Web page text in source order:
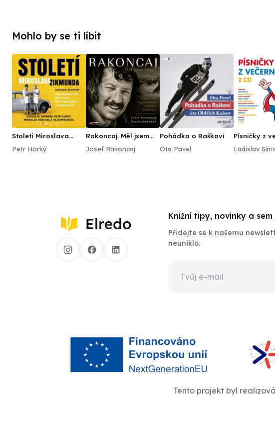
Mohlo by se ti líbit
Století Miroslava
Petr Horký
Rakoncaj. Měl jsem
Josef Rakoncaj
Pohádka o Raškovi
Ota Pavel
Písničky z
Ladislav
Knižní tipy, novinky a sem
Přidejte se k našemu
neuniklo.
Tento projekt byl